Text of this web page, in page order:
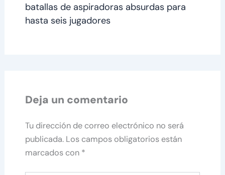
batallas de aspiradoras absurdas para
hasta seis jugadores
Deja un comentario
Tu dirección de correo electrónico no será
publicada. Los campos obligatorios están
marcados con *